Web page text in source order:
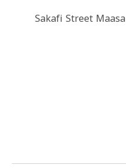
Sakafi Street